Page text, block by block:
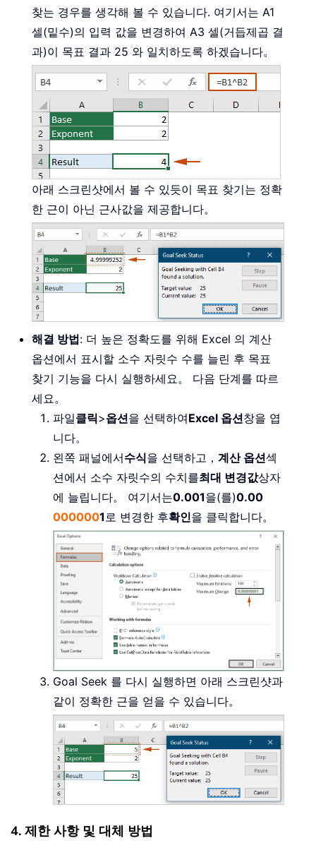
찾는 경우를 생각해 볼 수 있습니다. 여기서는 A1
셀(밑수)의 입력 값을 변경하여 A3 셀(거듭제곱 결
과)이 목표 결과 25 와 일치하도록 하겠습니다。
아래 스크린샷에서 볼 수 있듯이 목표 찾기는 정확
한 근이 아닌 근사값을 제공합니다。
해결 방법: 더 높은 정확도를 위해 Excel 의 계산
옵션에서 표시할 소수 자릿수 수를 늘린 후 목표
찾기 기능을 다시 실행하세요。 다음 단계를 따르
세요。
파일클릭>옵션을 선택하여Excel 옵션창을 엽
니다。
왼쪽 패널에서수식을 선택하고， 계산 옵션섹
션에서 소수 자릿수의 수치를최대 변경값상자
에 늘립니다。 여기서는0.001을(를)0.00
0000001로 변경한 후확인을 클릭합니다。
Goal Seek 를 다시 실행하면 아래 스크린샷과
같이 정확한 근을 얻을 수 있습니다。
4. 제한 사항 및 대체 방법